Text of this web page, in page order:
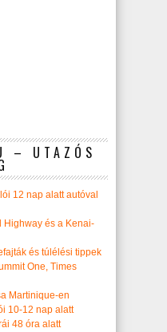
– UTAZÓS
12 nap alatt autóval
Highway és a Kenai-
és túlélési tippek
One, Times
Martinique-en
10-12 nap alatt
48 óra alatt